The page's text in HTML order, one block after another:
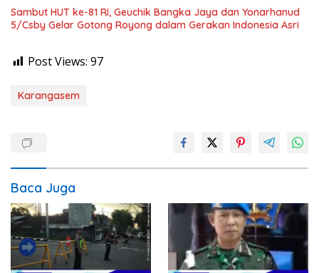
Sambut HUT ke-81 RI, Geuchik Bangka Jaya dan Yonarhanud
5/Csby Gelar Gotong Royong dalam Gerakan Indonesia Asri
Post Views: 97
Karangasem
Baca Juga